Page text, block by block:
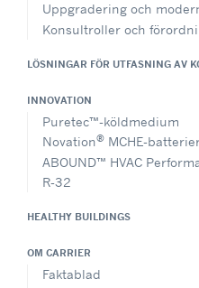
Uppgradering och
Konsultroller och
LÖSNINGAR FÖR UTFASNING AV
INNOVATION
Puretec™-köldmedium
Novation® MCHE-
ABOUND™ HVAC
R-32
HEALTHY BUILDINGS
OM CARRIER
Faktablad